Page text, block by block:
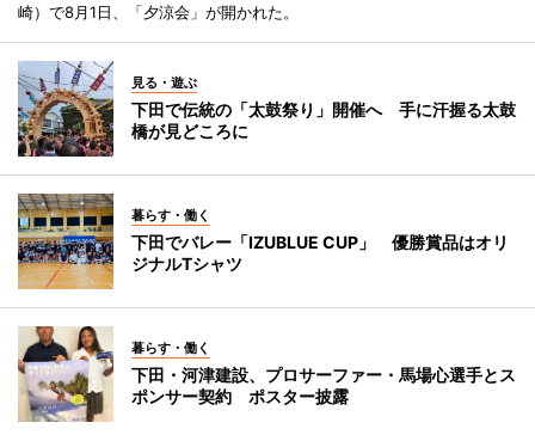
崎）で8月1日、「夕涼会」が開かれた。
見る・遊ぶ
下田で伝統の「太鼓祭り」開催へ 手に汗握る太鼓
橋が見どころに
暮らす・働く
下田でバレー「IZUBLUE CUP」 優勝賞品はオリ
ジナルTシャツ
暮らす・働く
下田・河津建設、プロサーファー・馬場心選手とス
ポンサー契約 ポスター披露